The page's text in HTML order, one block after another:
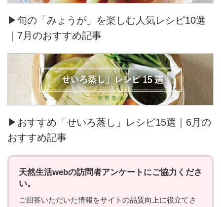
▶旬の「みょうが」を楽しむ人気レシピ10選
｜7月のおすすめ記事
▶おすすめ「せいろ蒸し」レシピ15選｜6月の
おすすめ記事